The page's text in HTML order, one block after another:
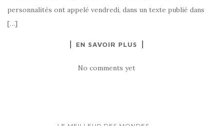
personnalités ont appelé vendredi, dans un texte publié dans
[…]
EN SAVOIR PLUS
No comments yet